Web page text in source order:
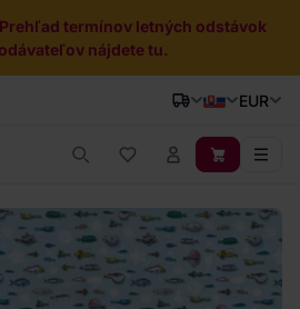
termínov letných odstávok
nájdete tu.
EUR